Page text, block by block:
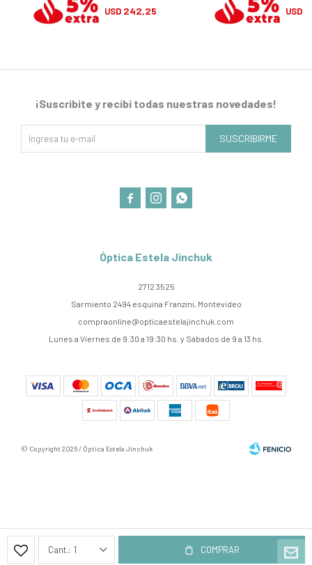
1 COMPRAR
USD 242,25 USD
Óptica Estela Jinchuk
2712 3525
Sarmiento 2494 esquina Franzini, Montevideo
compraonline@opticaestelajinchuk.com
Lunes a Viernes de 9:30 a 19:30 hs. y Sábados de 9 a 13 hs.
¡Suscribite y recibí todas nuestras novedades!
SUSCRIBIRME
  
© Copyright 2026 / Óptica Estela Jinchuk